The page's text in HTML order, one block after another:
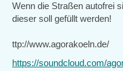
Wenn die Straßen autofrei
dieser soll gefüllt werden!
ttp://www.agorakoeln.de/
https://soundcloud.com/